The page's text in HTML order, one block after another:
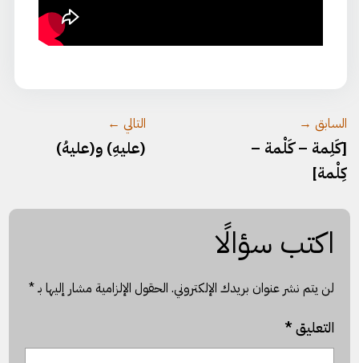
السابق →
[كَلِمة – كَلْمة –
كِلْمة]
التالي ←
(عليهِ) و(عليهُ)
اكتب سؤالًا
لن يتم نشر عنوان بريدك الإلكتروني. الحقول الإلزامية مشار إليها بـ*
التعليق*